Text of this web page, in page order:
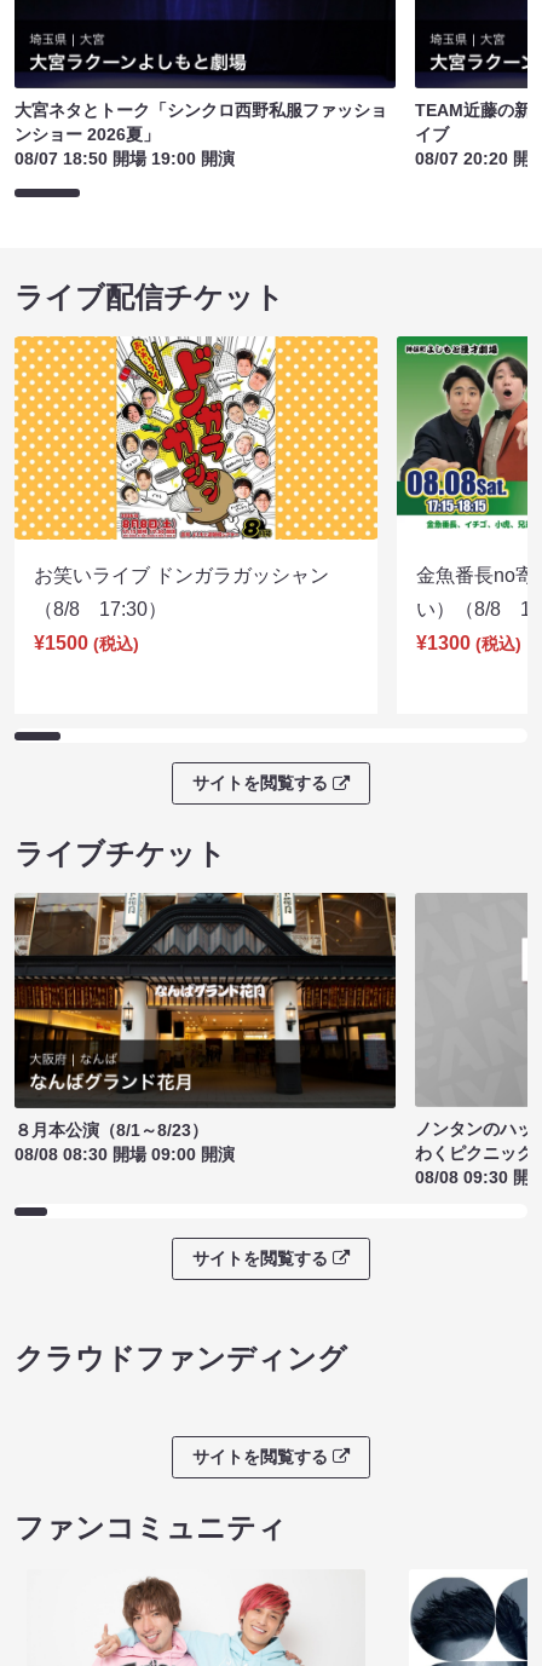
大宮ネタとトーク「シンクロ西野私服ファッショ
ンショー 2026夏」
08/07 18:50 開場 19:00 開演
TEAM近藤の新
イブ
08/07 20:20 開
ライブ配信チケット
お笑いライブ ドンガラガッシャン
（8/8 17:30）
¥1500 (税込)
金魚番長no寄
い）（8/8
¥1300 (税込)
サイトを閲覧する
ライブチケット
８月本公演（8/1～8/23）
08/08 08:30 開場 09:00 開演
ノンタンのハッ
わくピクニック
08/08 09:30 開
サイトを閲覧する
クラウドファンディング
サイトを閲覧する
ファンコミュニティ